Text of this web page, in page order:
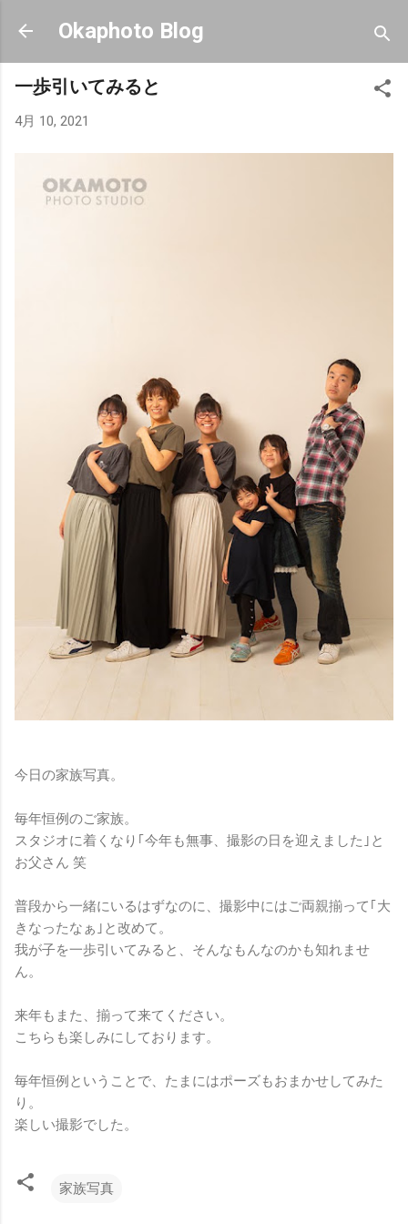
スキップしてメイン コンテンツに移動
Okaphoto Blog
一歩引いてみると
4月 10, 2021
今日の家族写真。
毎年恒例のご家族。
スタジオに着くなり｢今年も無事、撮影の日を迎えました｣と
お父さん 笑
普段から一緒にいるはずなのに、撮影中にはご両親揃って｢大
きなったなぁ｣と改めて。
我が子を一歩引いてみると、そんなもんなのかも知れませ
ん。
来年もまた、揃って来てください。
こちらも楽しみにしております。
毎年恒例ということで、たまにはポーズもおまかせしてみた
り。
楽しい撮影でした。
家族写真